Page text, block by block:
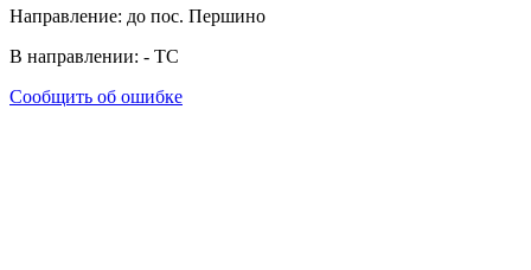
Направление: до пос. Першино
В направлении: - ТС
Сообщить об ошибке